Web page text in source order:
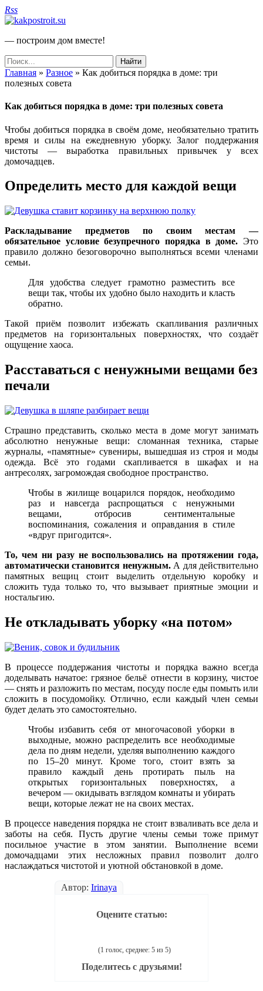
Rss
— построим дом вместе!
Главная » Разное » Как добиться порядка в доме: три
полезных совета
Как добиться порядка в доме: три полезных совета
Чтобы добиться порядка в своём доме, необязательно тратить
время и силы на ежедневную уборку. Залог поддержания
чистоты — выработка правильных привычек у всех
домочадцев.
Определить место для каждой вещи
Раскладывание предметов по своим местам —
обязательное условие безупречного порядка в доме. Это
правило должно безоговорочно выполняться всеми членами
семьи.
Для удобства следует грамотно разместить все
вещи так, чтобы их удобно было находить и класть
обратно.
Такой приём позволит избежать скапливания различных
предметов на горизонтальных поверхностях, что создаёт
ощущение хаоса.
Расставаться с ненужными вещами без
печали
Страшно представить, сколько места в доме могут занимать
абсолютно ненужные вещи: сломанная техника, старые
журналы, «памятные» сувениры, вышедшая из строя и моды
одежда. Всё это годами скапливается в шкафах и на
антресолях, загромождая свободное пространство.
Чтобы в жилище воцарился порядок, необходимо
раз и навсегда распрощаться с ненужными
вещами, отбросив сентиментальные
воспоминания, сожаления и оправдания в стиле
«вдруг пригодится».
То, чем ни разу не воспользовались на протяжении года,
автоматически становится ненужным.А для действительно
памятных вещиц стоит выделить отдельную коробку и
сложить туда только то, что вызывает приятные эмоции и
ностальгию.
Не откладывать уборку «на потом»
В процессе поддержания чистоты и порядка важно всегда
доделывать начатое: грязное бельё отнести в корзину, чистое
— снять и разложить по местам, посуду после еды помыть или
сложить в посудомойку. Отлично, если каждый член семьи
будет делать это самостоятельно.
Чтобы избавить себя от многочасовой уборки в
выходные, можно распределить все необходимые
дела по дням недели, уделяя выполнению каждого
по 15–20 минут. Кроме того, стоит взять за
правило каждый день протирать пыль на
открытых горизонтальных поверхностях, а
вечером — окидывать взглядом комнаты и убирать
вещи, которые лежат не на своих местах.
В процессе наведения порядка не стоит взваливать все дела и
заботы на себя. Пусть другие члены семьи тоже примут
посильное участие в этом занятии. Выполнение всеми
домочадцами этих несложных правил позволит долго
наслаждаться чистотой и уютной обстановкой в доме.
Автор: Irinаya
Оцените статью:
(1 голос, среднее: 5 из 5)
Поделитесь с друзьями!